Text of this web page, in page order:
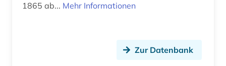
geschichte 600-1999 (1)
geschlechterforschung (1)
1865 ab... Mehr Informationen
Zur Datenbank